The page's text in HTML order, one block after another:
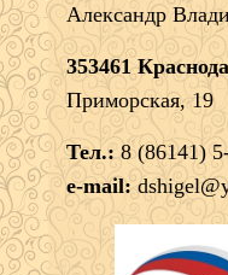
Александр
353461
Приморская, 19
Тел.: 8 (86141)
e-mail: